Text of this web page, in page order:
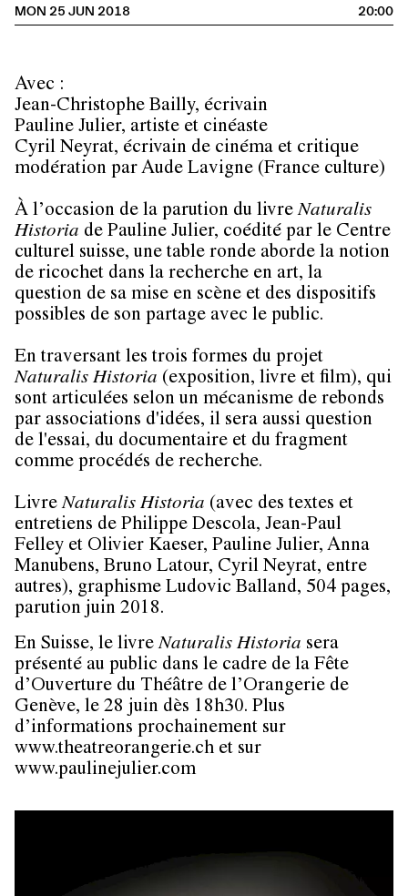
MON 25 JUN 2018 20:00
Avec :
Jean-Christophe Bailly, écrivain
Pauline Julier, artiste et cinéaste
Cyril Neyrat, écrivain de cinéma et critique
modération parAude Lavigne (France culture)
À l’occasion de la parution du livreNaturalis
Historia de Pauline Julier, coédité par le Centre
culturel suisse, une table ronde aborde la notion
de ricochet dans la recherche en art, la
question de sa mise en scène et des dispositifs
possibles de son partage avec le public.
En traversant les trois formes du projet
Naturalis Historia (exposition, livre et film), qui
sont articulées selon un mécanisme de rebonds
par associations d'idées, il sera aussi question
de l'essai, du documentaire et du fragment
comme procédés de recherche.
LivreNaturalis Historia (avec des textes et
entretiens de Philippe Descola, Jean-Paul
Felley et Olivier Kaeser, Pauline Julier, Anna
Manubens, Bruno Latour, Cyril Neyrat, entre
autres), graphisme Ludovic Balland, 504 pages,
parution juin 2018.
En Suisse, le livreNaturalis Historia sera
présenté au public dans le cadre de la Fête
d’Ouverture du Théâtre de l’Orangerie de
Genève, le 28 juin dès 18h30. Plus
d’informations prochainement sur
www.theatreorangerie.ch et sur
www.paulinejulier.com